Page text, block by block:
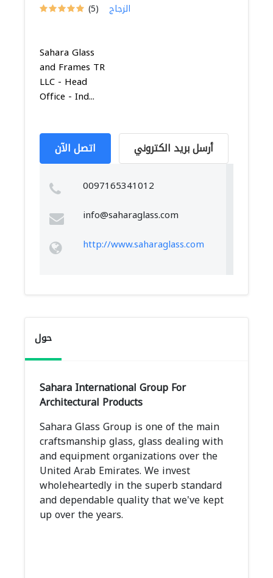
(5) الزجاج
Sahara Glass
and Frames TR
LLC - Head
Office - Ind...
اتصل الآن أرسل بريد الكتروني
0097165341012
info@saharaglass.com
http://www.saharaglass.com
حول
Sahara International Group For
Architectural Products
Sahara Glass Group is one of the main
craftsmanship glass, glass dealing with
and equipment organizations over the
United Arab Emirates. We invest
wholeheartedly in the superb standard
and dependable quality that we've kept
up over the years.